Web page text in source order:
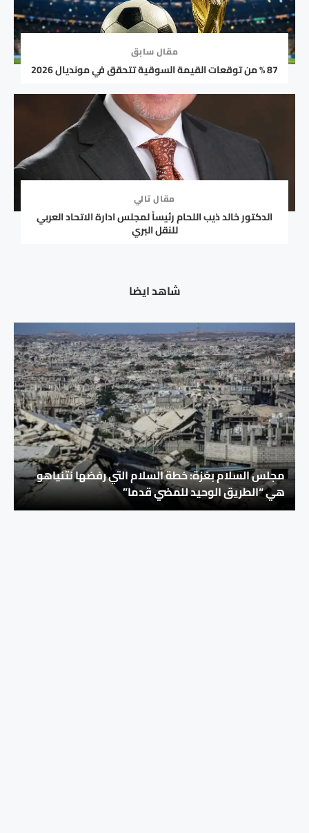
مقال سابق
87 % من توقعات القيمة السوقية تتحقق في مونديال 2026
مقال تالي
الدكتور خالد ذيب اللحام رئيساً لمجلس ادارة الاتحاد العربي
للنقل البري
شاهد ايضا
مجلس السلام بغزة: خطة السلام التي رفضها نتنياهو
هي “الطريق الوحيد للمضي قدما”